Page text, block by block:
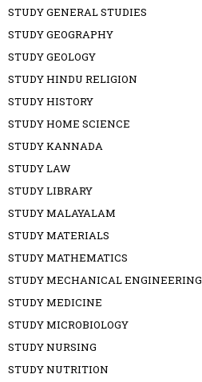
STUDY GENERAL STUDIES
STUDY GEOGRAPHY
STUDY GEOLOGY
STUDY HINDU RELIGION
STUDY HISTORY
STUDY HOME SCIENCE
STUDY KANNADA
STUDY LAW
STUDY LIBRARY
STUDY MALAYALAM
STUDY MATERIALS
STUDY MATHEMATICS
STUDY MECHANICAL ENGINEERING
STUDY MEDICINE
STUDY MICROBIOLOGY
STUDY NURSING
STUDY NUTRITION